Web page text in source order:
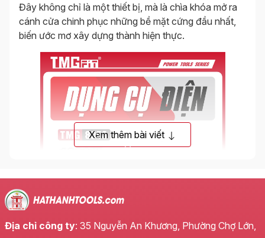
Đây không chỉ là một thiết bị, mà là chìa khóa mở ra
cánh cửa chinh phục những bề mặt cứng đầu nhất,
biến ước mơ xây dựng thành hiện thực.
Xem thêm bài viết
Địa chỉ công ty: 35 Nguyễn An Khương, Phường Chợ Lớn,